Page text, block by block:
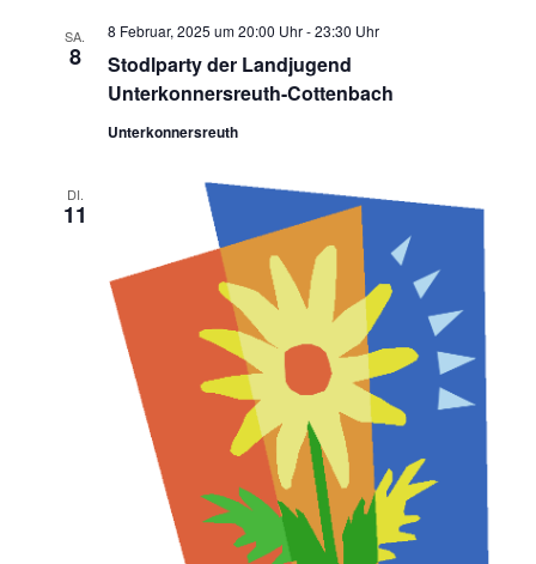
SA.
8
Stodlparty der Landjugend
Unterkonnersreuth-Cottenbach
8 Februar, 2025 um 20:00 Uhr-23:30 Uhr
Unterkonnersreuth
DI.
11